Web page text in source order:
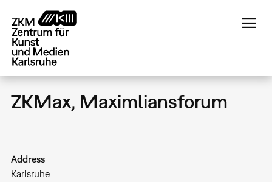
zum
Inhalt
ZKMax, Maximliansforum
Address
Karlsruhe